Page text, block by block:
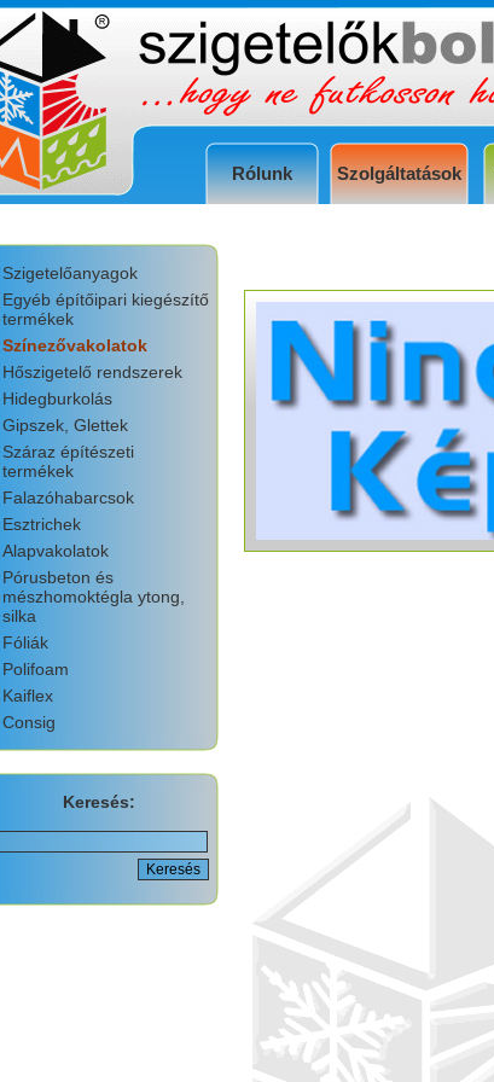
Rólunk Szolgáltatások
Szigetelőanyagok
Egyéb építőipari kiegészítő
termékek
Színezővakolatok
Hőszigetelő rendszerek
Hidegburkolás
Gipszek, Glettek
Száraz építészeti
termékek
Falazóhabarcsok
Esztrichek
Alapvakolatok
Pórusbeton és
mészhomoktégla ytong,
silka
Fóliák
Polifoam
Kaiflex
Consig
Keresés: